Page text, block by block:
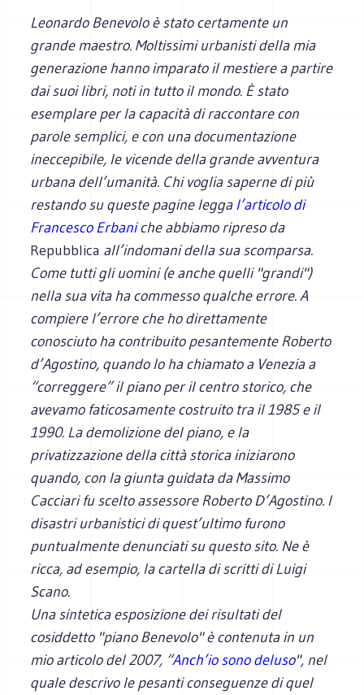
Leonardo Benevolo è stato certamente un
grande maestro. Moltissimi urbanisti della mia
generazione hanno imparato il mestiere a partire
dai suoi libri, noti in tutto il mondo. È stato
esemplare per la capacità di raccontare con
parole semplici, e con una documentazione
ineccepibile, le vicende della grande avventura
urbana dell’umanità. Chi voglia saperne di più
restando su queste pagine leggal’articolo di
Francesco Erbaniche abbiamo ripreso da
Repubblica all’indomani della sua scomparsa.
Come tutti gli uomini (e anche quelli "grandi")
nella sua vita ha commesso qualche errore. A
compiere l’errore che ho direttamente
conosciuto ha contribuito pesantemente Roberto
d’Agostino, quando lo ha chiamato a Venezia a
“correggere” il piano per il centro storico, che
avevamo faticosamente costruito tra il 1985 e il
1990. La demolizione del piano, e la
privatizzazione della città storica iniziarono
quando, con la giunta guidata da Massimo
Cacciari fu scelto assessore Roberto D’Agostino. I
disastri urbanistici di quest’ultimo furono
puntualmente denunciati su questo sito. Ne è
ricca, ad esempio, la cartella di scritti di Luigi
Scano.
Una sintetica esposizione dei risultati del
cosiddetto "piano Benevolo" è contenuta in un
mio articolo del 2007, “Anch’io sono deluso", nel
quale descrivo le pesanti conseguenze di quel